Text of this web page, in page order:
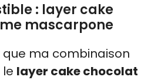
: layer cake
mascarpone
que ma combinaison
layer cake chocolat